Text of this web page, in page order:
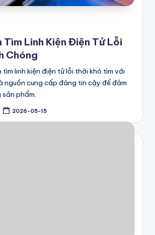
Tìm Linh Kiện Điện Tử Lỗi
Chóng
linh kiện điện tử lỗi thời khó tìm với
nguồn cung cấp đáng tin cậy để đảm
phẩm.
2026-05-15